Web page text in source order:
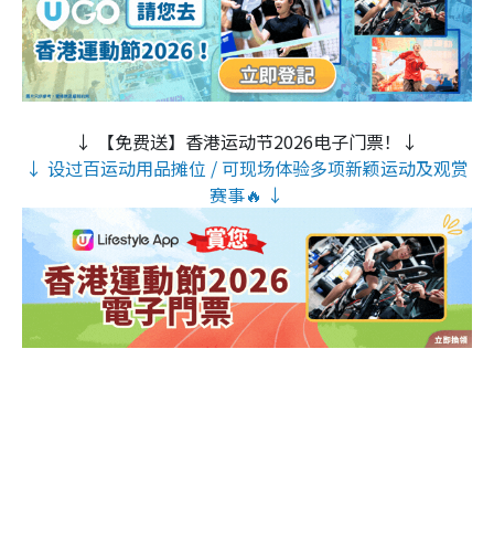
↓ 【免费送】香港运动节2026电子门票！↓
↓ 设过百运动用品摊位 / 可现场体验多项新颖运动及观赏
赛事🔥 ↓